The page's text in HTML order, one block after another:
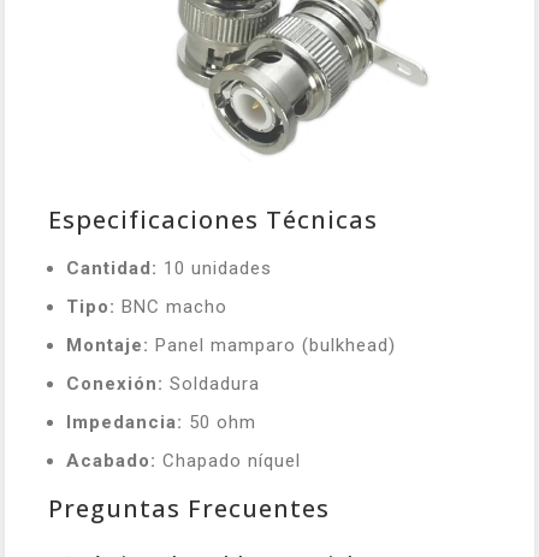
Especificaciones Técnicas
Cantidad: 10 unidades
Tipo: BNC macho
Montaje: Panel mamparo (bulkhead)
Conexión: Soldadura
Impedancia: 50 ohm
Acabado: Chapado níquel
Preguntas Frecuentes